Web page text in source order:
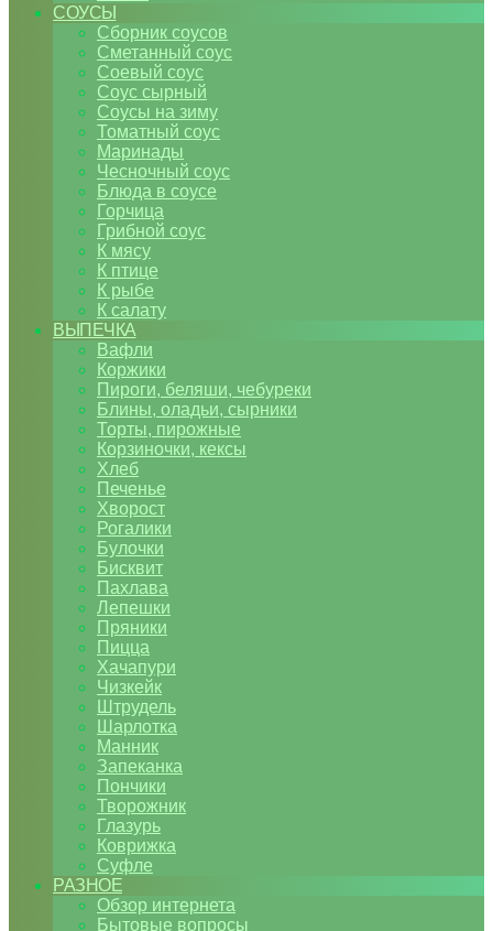
СОУСЫ
Сборник соусов
Сметанный соус
Соевый соус
Соус сырный
Соусы на зиму
Томатный соус
Маринады
Чесночный соус
Блюда в соусе
Горчица
Грибной соус
К мясу
К птице
К рыбе
К салату
ВЫПЕЧКА
Вафли
Коржики
Пироги, беляши, чебуреки
Блины, оладьи, сырники
Торты, пирожные
Корзиночки, кексы
Хлеб
Печенье
Хворост
Рогалики
Булочки
Бисквит
Пахлава
Лепешки
Пряники
Пицца
Хачапури
Чизкейк
Штрудель
Шарлотка
Манник
Запеканка
Пончики
Творожник
Глазурь
Коврижка
Суфле
РАЗНОЕ
Обзор интернета
Бытовые вопросы